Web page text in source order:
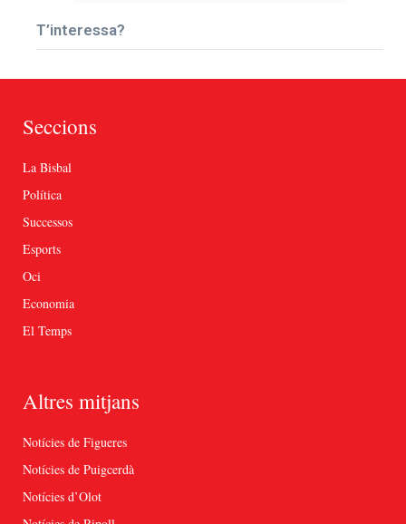
T’interessa?
Seccions
La Bisbal
Política
Successos
Esports
Oci
Economia
El Temps
Altres mitjans
Notícies de Figueres
Notícies de Puigcerdà
Notícies d’Olot